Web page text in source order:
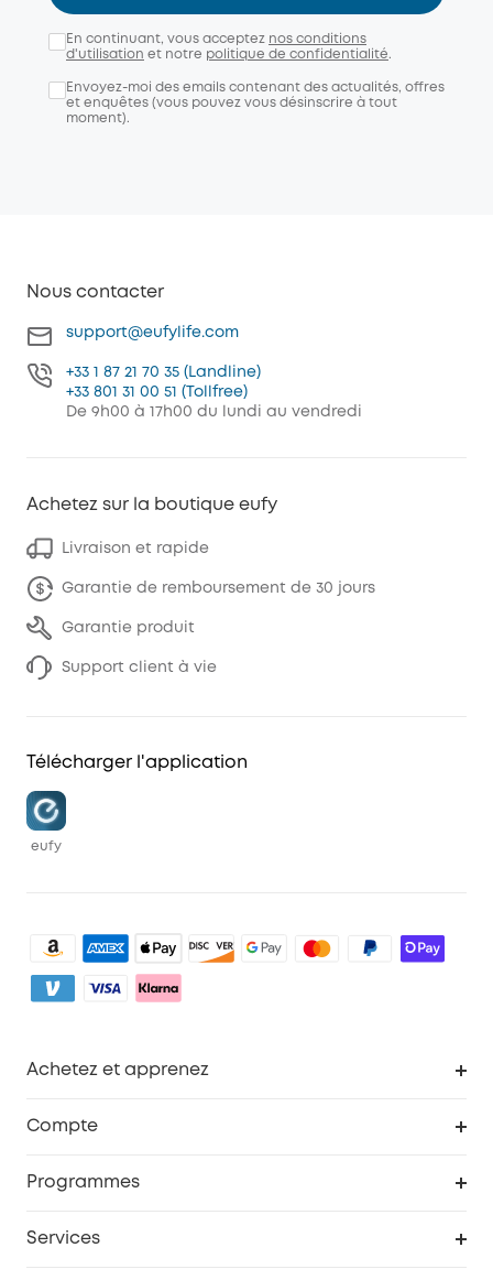
En continuant, vous acceptez nos conditions
d'utilisation et notre politique de confidentialité.
Envoyez-moi des emails contenant des actualités, offres
et enquêtes (vous pouvez vous désinscrire à tout
moment).
Nous contacter
support@eufylife.com
+33 1 87 21 70 35 (Landline)
+33 801 31 00 51 (Tollfree)
De 9h00 à 17h00 du lundi au vendredi
Achetez sur la boutique eufy
Livraison et rapide
Garantie de remboursement de 30 jours
Garantie produit
Support client à vie
Télécharger l'application
eufy
Achetez et apprenez
Compte
Programmes
Services